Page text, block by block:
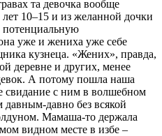
та девочка вообще
лет 10–15 и из желанной дочки
потенциальную
уже и жениха уже себе
кузнеца. «Жених», правда,
деревне и других, менее
А потому пошла наша
свидание с ним в волшебном
давным-давно без всякой
Мамаша-то держала
видном месте в избе –